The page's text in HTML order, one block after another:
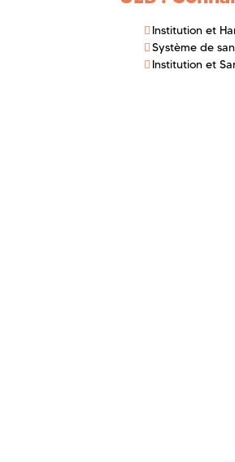
Institution et
Système de
Institution et